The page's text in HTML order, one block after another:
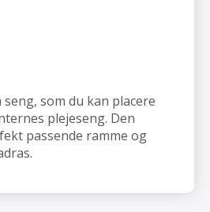
som du kan placere
plejeseng. Den
passende ramme og